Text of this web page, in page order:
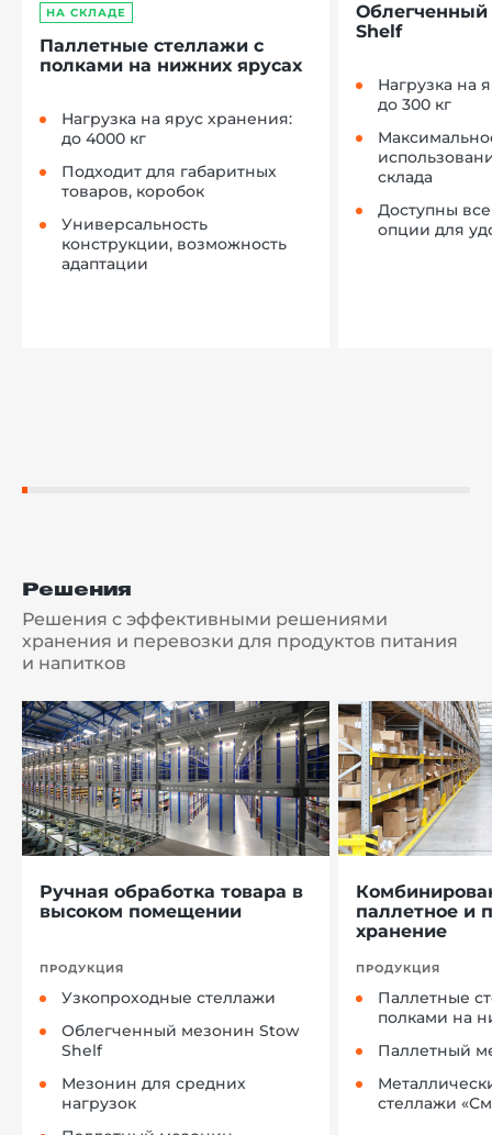
НА СКЛАДЕ
Паллетные стеллажи с
полками на нижних ярусах
Нагрузка на ярус хранения:
до 4000 кг
Подходит для габаритных
товаров, коробок
Универсальность
конструкции, возможность
адаптации
Облегченный
Shelf
Нагрузка на
до 300 кг
склада
Доступны
опции для
Решения
Решения с эффективными решениями
хранения и перевозки для продуктов питания
и напитков
Ручная обработка товара в
высоком помещении
ПРОДУКЦИЯ
Узкопроходные стеллажи
Облегченный мезонин Stow
Shelf
Мезонин для средних
нагрузок
паллетное и
хранение
ПРОДУКЦИЯ
Паллетные
полками на
Паллетный
стеллажи